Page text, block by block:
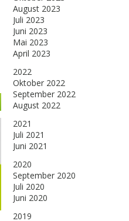
August 2023
Juli 2023
Juni 2023
Mai 2023
April 2023
2022
Oktober 2022
September 2022
August 2022
2021
Juli 2021
Juni 2021
2020
September 2020
Juli 2020
Juni 2020
2019